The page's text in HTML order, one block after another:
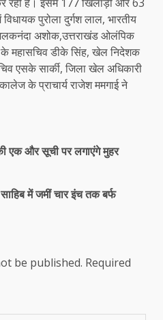
पुरोला दुर्गश लाल, भारतीय
अशोक,उत्तराखंड ओलंपिक
के महासचिव डीके सिंह, खेल निदेशक
एसके सार्की, जिला खेल अधिकारी
के प्राचार्य राजेश ममगाई ने
की एक और सूची पर लगाएंगे मुहर
में जमीं चार इंच तक बर्फ
be published. Required